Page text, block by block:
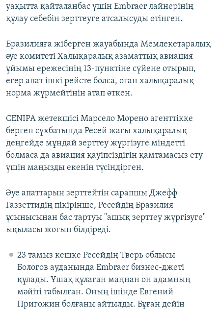
уақытта қайталанбас үшін Embraer лайнерінің
құлау себебін зерттеуге атсалысуды өтінген.
Бразилияға жіберген жауабында Мемлекетаралық
әуе комитеті Халықаралық азаматтық авиация
ұйымы ережесінің 13-пунктіне сүйене отырып,
егер апат ішкі рейсте болса, оған халықаралық
норма жүрмейтінін атап өткен.
CENIPA жетекшісі Марсело Морено агенттікке
берген сұхбатында Ресей жағы халықаралық
деңгейде мұндай зерттеу жүргізуге міндетті
болмаса да авиация қауіпсіздігін қамтамасыз ету
үшін маңызды екенін түсіндірген.
Әуе апаттарын зерттейтін сарапшы Джефф
Газзеттидің пікірінше, Ресейдің Бразилия
ұсынысынан бас тартуы "ашық зерттеу жүргізуге"
ықыласы жоғын білдіреді.
23 тамыз кешке Ресейдің Тверь облысы
Бологов ауданында Embraer бизнес-джеті
құлады. Ұшақ құлаған маңнан он адамның
мәйіті табылған. Оның ішінде Евгений
Пригожин болғаны айтылды. Бұған дейін